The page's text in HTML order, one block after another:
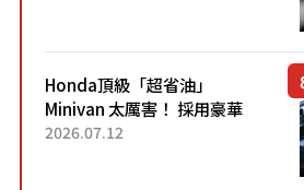
Honda頂級「超省油」
Minivan 太厲害！ 採用豪華
「真皮座椅」與專屬「黑色內
2026.07.12